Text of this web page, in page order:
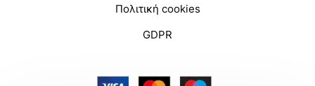
Πολιτική cookies
GDPR